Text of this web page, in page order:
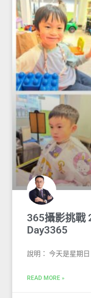
365攝影挑戰
Day3365
說明： 今天是星期
READ MORE »